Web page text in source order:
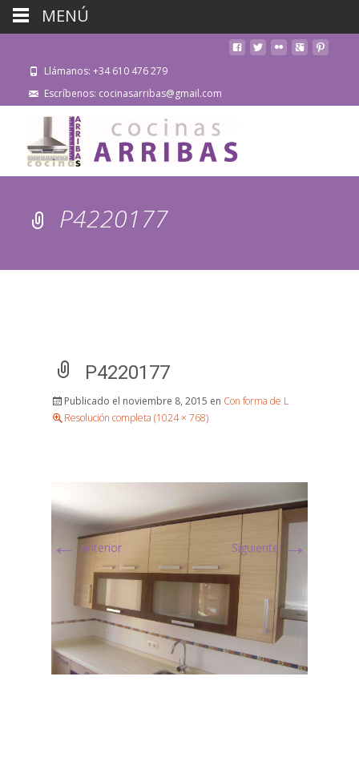
Llámanos: +34 610 476 279
Escríbenos: cocinasarribas@gmail.com
P4220177
P4220177
Publicado el noviembre 8, 2015 en Con forma de L
Resolución completa (1024 × 768)
← Anterior Siguiente →
MENÚ